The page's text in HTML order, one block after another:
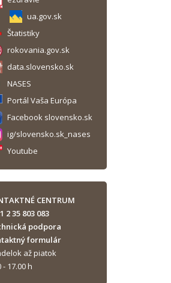
ua.gov.sk
Štatistiky
rokovania.gov.sk
data.slovensko.sk
NASES
Portál Vaša Európa
Facebook slovensko.sk
ig/slovensko.sk_nases
Youtube
CENTRUM
2 35 803 083
podpora
formulár
až piatok
- 17.00 h